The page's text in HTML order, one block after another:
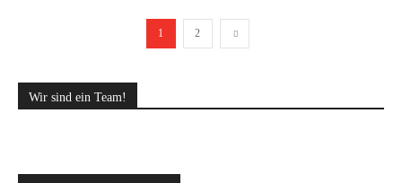
1 2
Wir sind ein Team!